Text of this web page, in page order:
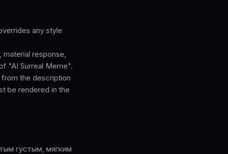
any style
material response,
"AI Surreal Meme".
the description
be rendered in the
густым, мягким